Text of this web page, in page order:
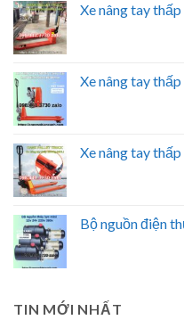
Xe nâng tay
Xe nâng tay
Xe nâng tay
Bộ nguồn điện
TIN MỚI NHẤT